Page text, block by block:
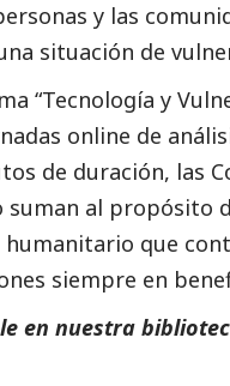
y las
situación de
“Tecnología y
online de
de duración, las
al propósito
que
siempre en
en nuestra